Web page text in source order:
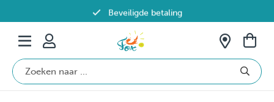
Beveiligde betaling
Gratis verzending vanaf €69 in België